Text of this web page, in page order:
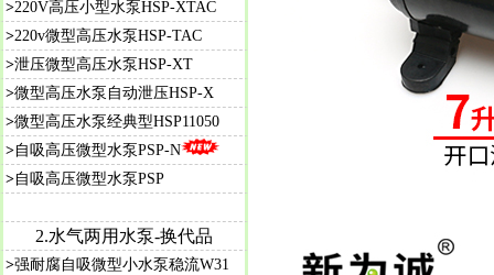
>220V高压小型水泵HSP-XTAC
>220v微型高压水泵HSP-TAC
>泄压微型高压水泵HSP-XT
>微型高压水泵自动泄压HSP-X
>微型高压水泵经典型HSP11050
>自吸高压微型水泵PSP-N
>自吸高压微型水泵PSP
2.水气两用水泵-换代品
>强耐腐自吸微型小水泵稳流W31